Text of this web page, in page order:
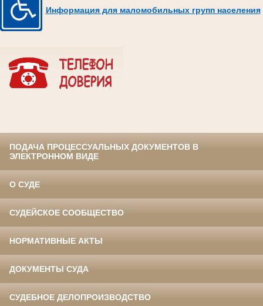
Информация для маломобильных групп населения
ПОДАЧА ПРОЦЕССУАЛЬНЫХ ДОКУМЕНТОВ В
ЭЛЕКТРОННОМ ВИДЕ
О СУДЕ
СУДЕЙСКОЕ СООБЩЕСТВО
НОРМАТИВНЫЕ АКТЫ
ДОКУМЕНТЫ СУДА
СУДЕБНОЕ ДЕЛОПРОИЗВОДСТВО